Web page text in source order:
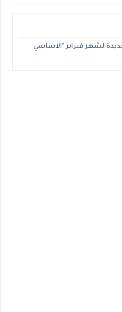
لشهر فبراير "الاساسي